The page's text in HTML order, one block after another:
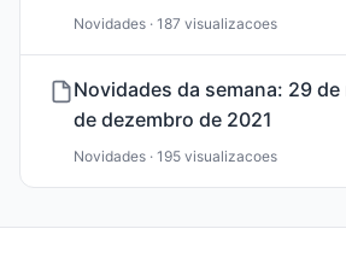
Novidades · 187 visualizacoes
Novidades da semana: 29
de dezembro de 2021
Novidades · 195 visualizacoes